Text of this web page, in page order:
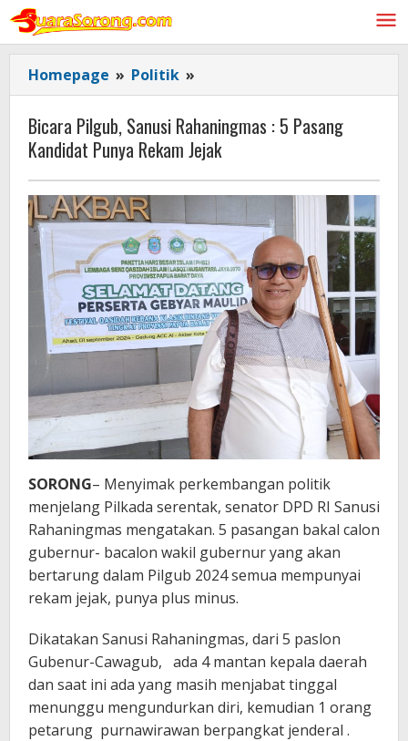
Lewati
konten
Homepage » Politik »
Pilgub,
Sanusi
Rahaningmas
:
5
Kandidat
Punya
Rekam
Jejak
Bicara Pilgub, Sanusi Rahaningmas : 5 Pasang
Kandidat Punya Rekam Jejak
SORONG– Menyimak perkembangan politik
menjelang Pilkada serentak, senator DPD RI Sanusi
Rahaningmas mengatakan. 5 pasangan bakal calon
gubernur- bacalon wakil gubernur yang akan
bertarung dalam Pilgub 2024 semua mempunyai
rekam jejak, punya plus minus.
Dikatakan Sanusi Rahaningmas, dari 5 paslon
Gubenur-Cawagub, ada 4 mantan kepala daerah
dan saat ini ada yang masih menjabat tinggal
menunggu mengundurkan diri, kemudian 1 orang
petarung purnawirawan berpangkat jenderal .